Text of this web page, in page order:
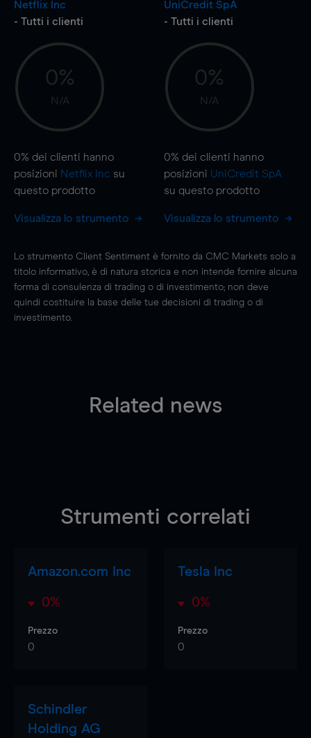
Netflix Inc
- Tutti i clienti
0%
N/A
0% dei clienti hanno
posizioni Netflix Inc su
questo prodotto
Visualizza lo strumento
UniCredit SpA
- Tutti i clienti
0%
N/A
0% dei clienti hanno
posizioni UniCredit SpA
su questo prodotto
Visualizza lo strumento
Lo strumento Client Sentiment è fornito da CMC Markets solo a
titolo informativo, è di natura storica e non intende fornire alcuna
forma di consulenza di trading o di investimento; non deve
quindi costituire la base delle tue decisioni di trading o di
investimento.
Related news
Strumenti correlati
Amazon.com Inc
0%
Prezzo
0
Tesla Inc
0%
Prezzo
0
Schindler
Holding AG